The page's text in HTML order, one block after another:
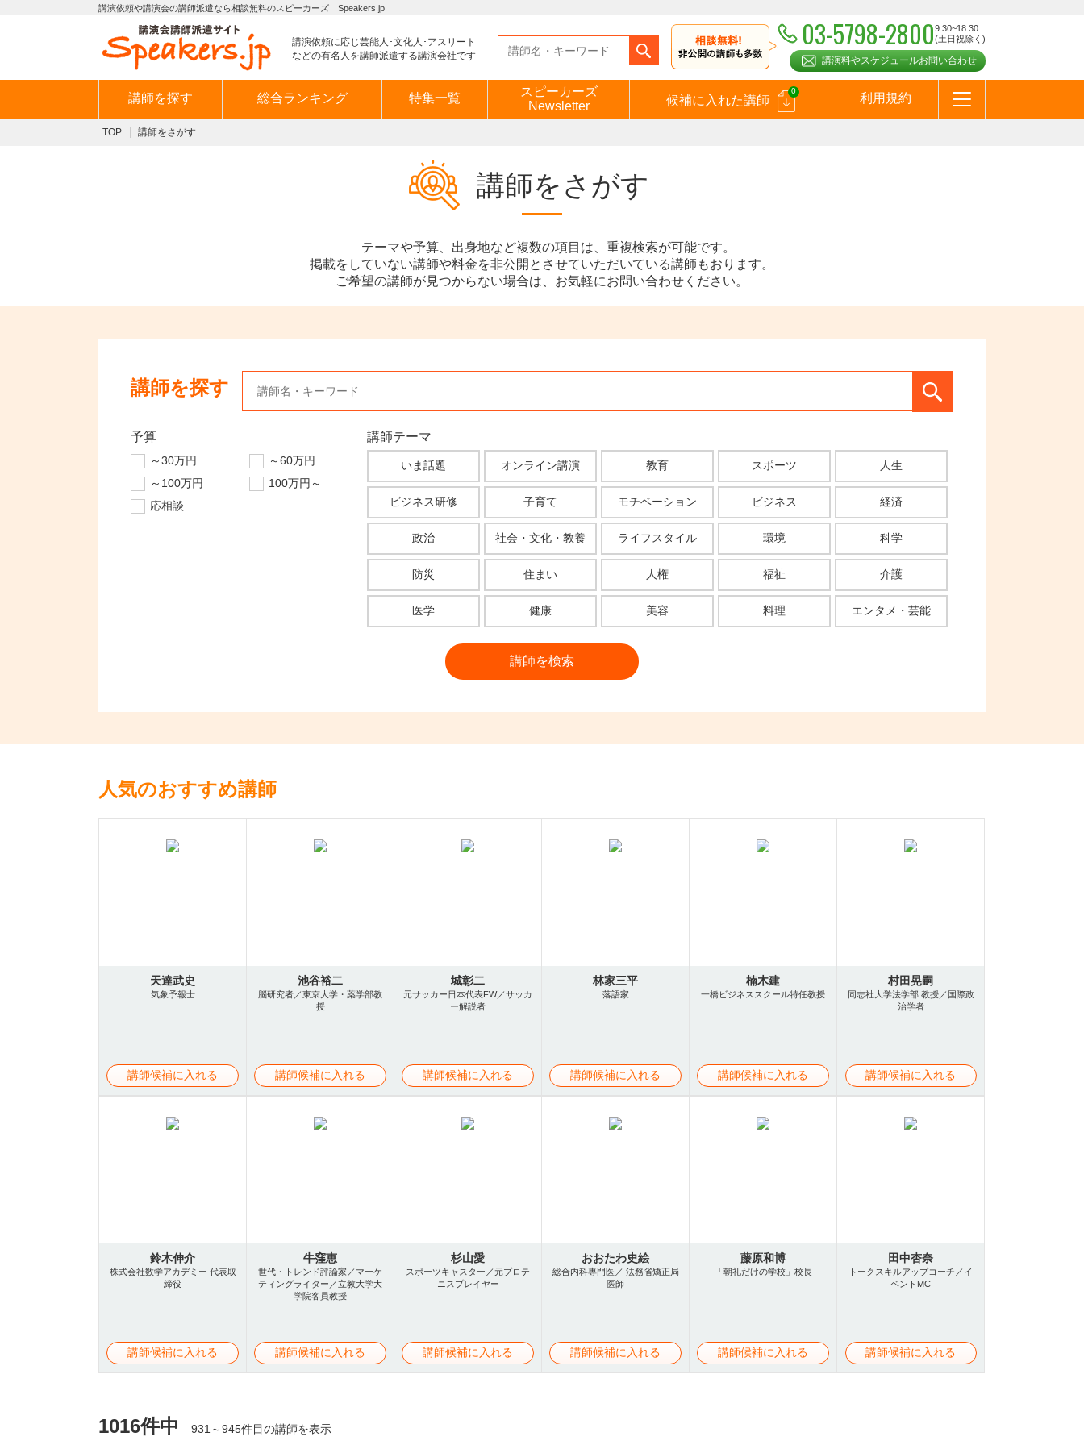
講演依頼や講演会の講師派遣なら相談無料のスピーカーズ Speakers.jp
講演依頼に応じ芸能人･文化人･アスリート
などの有名人を講師派遣する講演会社です
03-5798-28009:30~18:30
(土日祝除く)
講演料やスケジュールお問い合わせ
講師を探す 総合ランキング 特集一覧
スピーカーズ
Newsletter
候補に入れた講師
0
利用規約
TOP 講師をさがす
講師をさがす
テーマや予算、出身地など複数の項目は、重複検索が可能です。
掲載をしていない講師や料金を非公開とさせていただいている講師もおります。
ご希望の講師が見つからない場合は、お気軽にお問い合わせください。
講師を探す
予算
～30万円
～60万円
～100万円
100万円～
応相談
講師テーマ
いま話題 オンライン講演 教育 スポーツ 人生
ビジネス研修 子育て モチベーション ビジネス 経済
政治 社会・文化・教養 ライフスタイル 環境 科学
防災 住まい 人権 福祉 介護
医学 健康 美容 料理 エンタメ・芸能
人気のおすすめ講師
天達武史
気象予報士
講師候補に入れる
池谷裕二
脳研究者／東京大学・薬学部教
授
講師候補に入れる
城彰二
元サッカー日本代表FW／サッカ
ー解説者
講師候補に入れる
林家三平
落語家
講師候補に入れる
楠木建
一橋ビジネススクール特任教授
講師候補に入れる
村田晃嗣
同志社大学法学部 教授／国際政
治学者
講師候補に入れる
鈴木伸介
株式会社数学アカデミー 代表取
締役
講師候補に入れる
牛窪恵
世代・トレンド評論家／マーケ
ティングライター／立教大学大
学院客員教授
講師候補に入れる
杉山愛
スポーツキャスター／元プロテ
ニスプレイヤー
講師候補に入れる
おおたわ史絵
総合内科専門医／ 法務省矯正局
医師
講師候補に入れる
藤原和博
「朝礼だけの学校」校長
講師候補に入れる
田中杏奈
トークスキルアップコーチ／イ
ベントMC
講師候補に入れる
1016件中 931～945件目の講師を表示